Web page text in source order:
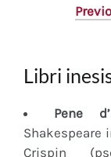
Libri
Pene
Shakespeare
Crispin